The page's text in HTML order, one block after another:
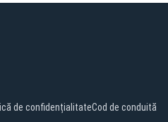
de confidențialitateCod de conduită